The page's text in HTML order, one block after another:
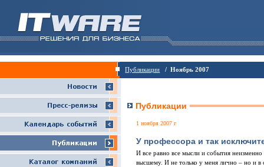
Публикации / Ноябрь 2007
Публикации
1 ноября 2007 г
У профессора и так
И все равно все мысли и события
высшему. И не только у меня лично – но и в